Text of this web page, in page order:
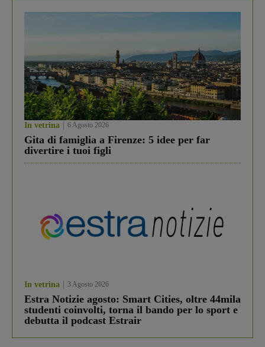
In vetrina 6 Agosto 2026
Gita di famiglia a Firenze: 5 idee per far
divertire i tuoi figli
In vetrina 3 Agosto 2026
Estra Notizie agosto: Smart Cities, oltre 44mila
studenti coinvolti, torna il bando per lo sport e
debutta il podcast Estrair